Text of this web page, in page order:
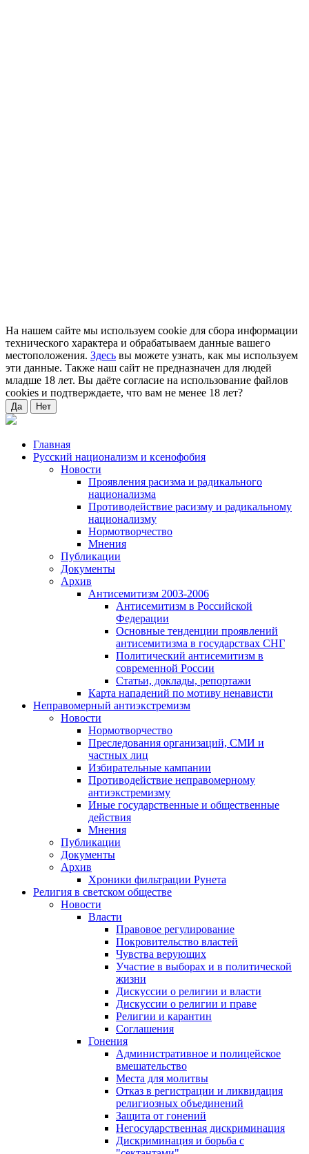
На нашем сайте мы используем cookie для сбора информации
технического характера и обрабатываем данные вашего
местоположения. Здесь вы можете узнать, как мы используем
эти данные. Также наш сайт не предназначен для людей
младше 18 лет. Вы даёте согласие на использование файлов
cookies и подтверждаете, что вам не менее 18 лет?
Да Нет
Главная
Русский национализм и ксенофобия
Новости
Проявления расизма и радикального
национализма
Противодействие расизму и радикальному
национализму
Нормотворчество
Мнения
Публикации
Документы
Архив
Антисемитизм 2003-2006
Антисемитизм в Российской
Федерации
Основные тенденции проявлений
антисемитизма в государствах СНГ
Политический антисемитизм в
современной России
Статьи, доклады, репортажи
Карта нападений по мотиву ненависти
Неправомерный антиэкстремизм
Новости
Нормотворчество
Преследования организаций, СМИ и
частных лиц
Избирательные кампании
Противодействие неправомерному
антиэкстремизму
Иные государственные и общественные
действия
Мнения
Публикации
Документы
Архив
Хроники фильтрации Рунета
Религия в светском обществе
Новости
Власти
Правовое регулирование
Покровительство властей
Чувства верующих
Участие в выборах и в политической
жизни
Дискуссии о религии и власти
Дискуссии о религии и праве
Религии и карантин
Соглашения
Гонения
Административное и полицейское
вмешательство
Места для молитвы
Отказ в регистрации и ликвидация
религиозных объединений
Защита от гонений
Негосударственная дискриминация
Дискриминация и борьба с